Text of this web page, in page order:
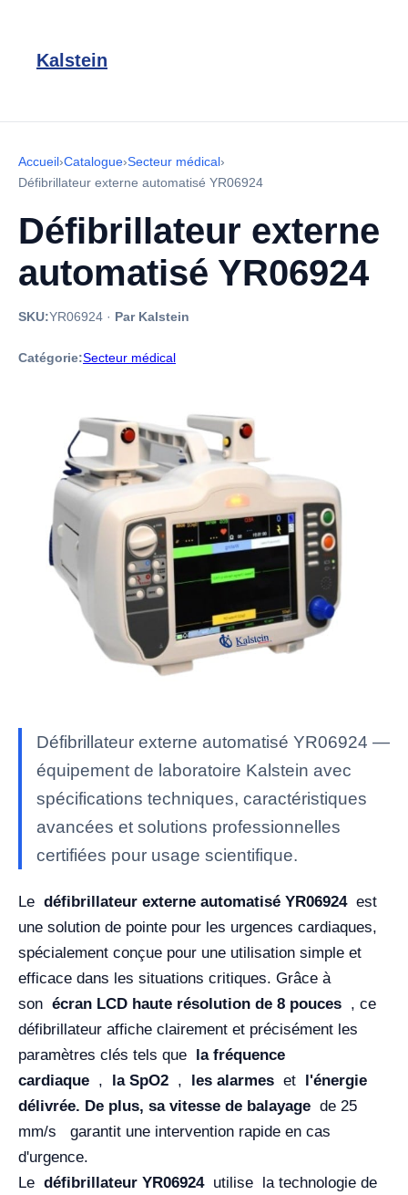
Kalstein
Accueil›Catalogue›Secteur médical›
Défibrillateur externe automatisé YR06924
Défibrillateur externe
automatisé YR06924
SKU:YR06924 · Par Kalstein
Catégorie:Secteur médical
Défibrillateur externe automatisé YR06924 —
équipement de laboratoire Kalstein avec
spécifications techniques, caractéristiques
avancées et solutions professionnelles
certifiées pour usage scientifique.
Le défibrillateur externe automatisé YR06924est
une solution de pointe pour les urgences cardiaques,
spécialement conçue pour une utilisation simple et
efficace dans les situations critiques. Grâce à
son écran LCD haute résolution de 8 pouces , ce
défibrillateur affiche clairement et précisément les
paramètres clés tels que la fréquence
cardiaque , la SpO2 , les alarmes et l'énergie
délivrée. De plus, sa vitesse de balayage de 25
mm/s
garantit une intervention rapide en cas
d'urgence.
Le défibrillateur YR06924utilise la technologie de